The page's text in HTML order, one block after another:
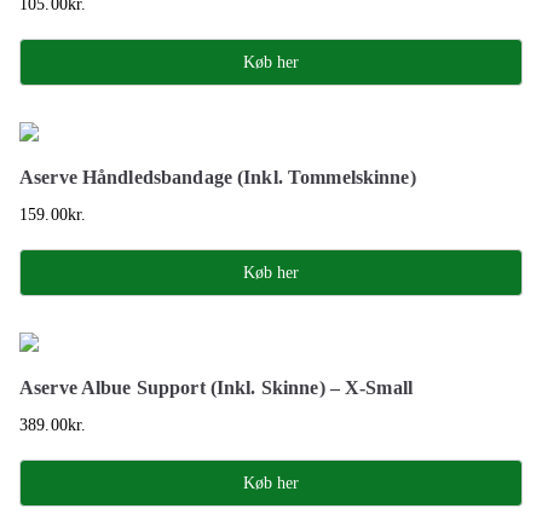
105.00kr.
Køb her
Aserve Håndledsbandage (Inkl. Tommelskinne)
159.00kr.
Køb her
Aserve Albue Support (Inkl. Skinne) – X-Small
389.00kr.
Køb her